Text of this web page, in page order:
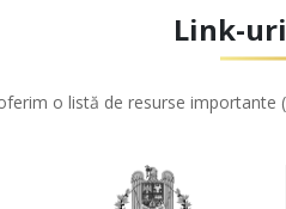
Link-
o listă de resurse importante